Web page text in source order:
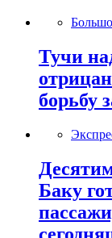
Тучи
борьбу
Баку